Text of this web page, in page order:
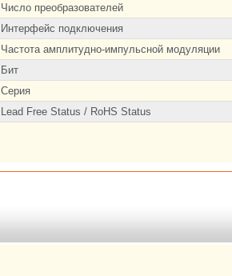
Число преобразователей
Интерфейс подключения
Частота амплитудно-импульсной модуляции
Бит
Серия
Lead Free Status / RoHS Status